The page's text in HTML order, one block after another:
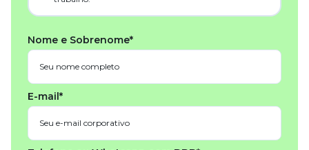
Nome e Sobrenome*
E-mail*